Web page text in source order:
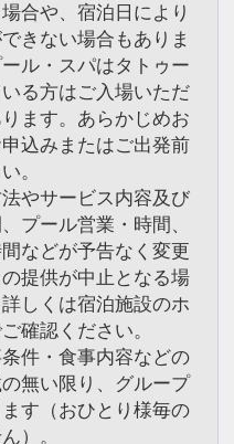
合や、宿泊日により
きない場合もありま
ル・スパはタトゥー
る方はご入場いただ
ます。あらかじめお
込みまたはご出発前
。
法やサービス内容及び
プール営業・時間、
などが予告なく変更
提供が中止となる場
しくは宿泊施設のホ
確認ください。
条件・食事内容などの
無い限り、グループ
す（おひとり様毎の
）。